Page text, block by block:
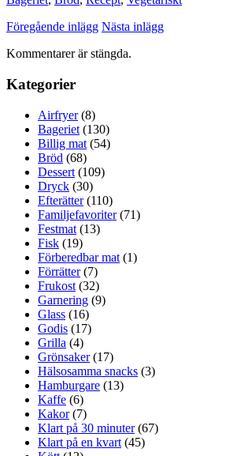
Föregående inlägg Nästa inlägg
Kommentarer är stängda.
Kategorier
Airfryer(8)
Bageriet (130)
Billig mat (54)
Bröd (68)
Dessert (109)
Dryck (30)
Efterätter(110)
Familjefavoriter(71)
Festmat (13)
Fisk (19)
Förberedbar mat (1)
Förrätter(7)
Frukost (32)
Garnering (9)
Glass (16)
Godis (17)
Grilla (4)
Grönsaker(17)
Hälsosamma snacks (3)
Hamburgare (13)
Kaffe (6)
Kakor(7)
Klart på 30 minuter(67)
Klart på en kvart (45)